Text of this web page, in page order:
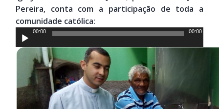
Pereira, conta com a participação de toda a
comunidade católica:
Tocador
de
áudio
00:00 00:00